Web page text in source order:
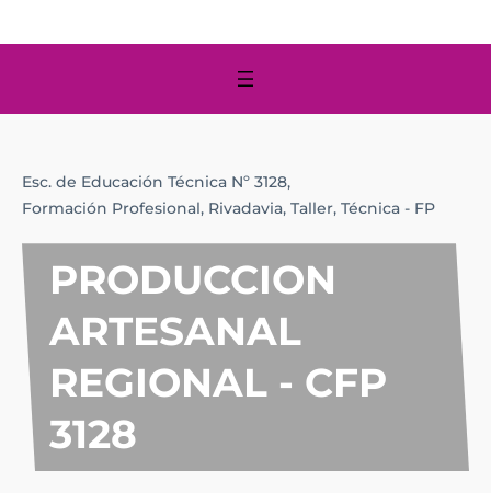
Esc. de Educación Técnica Nº 3128,
Formación Profesional, Rivadavia, Taller, Técnica - FP
PRODUCCION
ARTESANAL
REGIONAL - CFP
3128